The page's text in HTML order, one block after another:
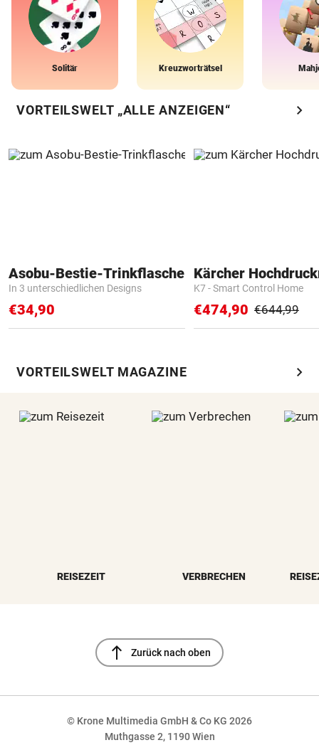
Solitär Kreuzworträtsel
VORTEILSWELT „ALLE ANZEIGEN“ chevron_right
Asobu-Bestie-Trinkflasche
In 3 unterschiedlichen Designs
€34,90
Kärcher
K7 - Smart Control Home
€474,90 €644,99
VORTEILSWELT MAGAZINE chevron_right
REISEZEIT VERBRECHEN
north Zurück nach oben
© Krone Multimedia GmbH & Co KG 2026
Muthgasse 2, 1190 Wien